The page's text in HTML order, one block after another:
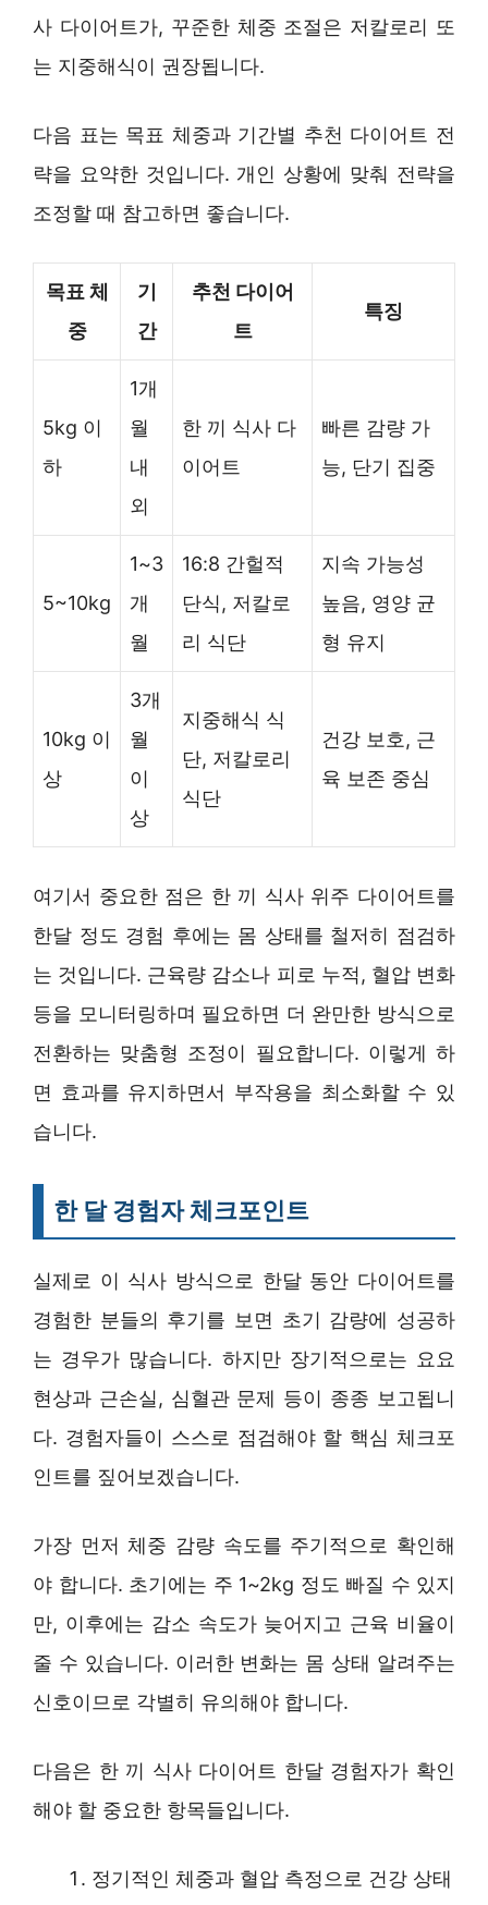
사 다이어트가, 꾸준한 체중 조절은 저칼로리 또
는 지중해식이 권장됩니다.
다음 표는 목표 체중과 기간별 추천 다이어트 전
략을 요약한 것입니다. 개인 상황에 맞춰 전략을
조정할 때 참고하면 좋습니다.
목표 체
중
기
간
추천 다이어
트
특징
5kg 이
하
1개
월
내
외
한 끼 식사 다
이어트
빠른 감량 가
능, 단기 집중
5~10kg
1~3
개
월
16:8 간헐적
단식, 저칼로
리 식단
지속 가능성
높음, 영양 균
형 유지
10kg 이
상
3개
월
이
상
지중해식 식
단, 저칼로리
식단
건강 보호, 근
육 보존 중심
여기서 중요한 점은 한 끼 식사 위주 다이어트를
한달 정도 경험 후에는 몸 상태를 철저히 점검하
는 것입니다. 근육량 감소나 피로 누적, 혈압 변화
등을 모니터링하며 필요하면 더 완만한 방식으로
전환하는 맞춤형 조정이 필요합니다. 이렇게 하
면 효과를 유지하면서 부작용을 최소화할 수 있
습니다.
한 달 경험자 체크포인트
실제로 이 식사 방식으로 한달 동안 다이어트를
경험한 분들의 후기를 보면 초기 감량에 성공하
는 경우가 많습니다. 하지만 장기적으로는 요요
현상과 근손실, 심혈관 문제 등이 종종 보고됩니
다. 경험자들이 스스로 점검해야 할 핵심 체크포
인트를 짚어보겠습니다.
가장 먼저 체중 감량 속도를 주기적으로 확인해
야 합니다. 초기에는 주 1~2kg 정도 빠질 수 있지
만, 이후에는 감소 속도가 늦어지고 근육 비율이
줄 수 있습니다. 이러한 변화는 몸 상태 알려주는
신호이므로 각별히 유의해야 합니다.
다음은 한 끼 식사 다이어트 한달 경험자가 확인
해야 할 중요한 항목들입니다.
정기적인 체중과 혈압 측정으로 건강 상태